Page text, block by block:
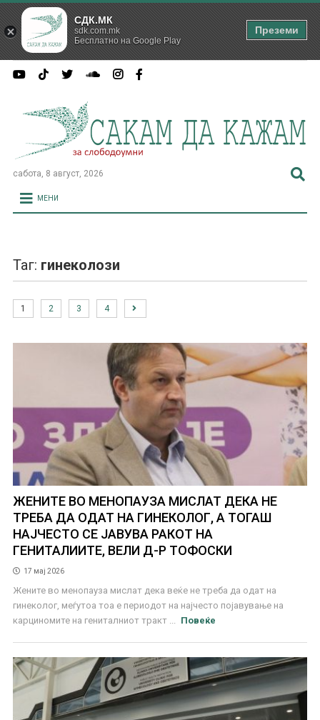
сабота, 8 август, 2026
МЕНИ
Таг: гинеколози
1 2 3 4
ЖЕНИТЕ ВО МЕНОПАУЗА МИСЛАТ ДЕКА НЕ
ТРЕБА ДА ОДАТ НА ГИНЕКОЛОГ, А ТОГАШ
НАЈЧЕСТО СЕ ЈАВУВА РАКОТ НА
ГЕНИТАЛИИТЕ, ВЕЛИ Д-Р ТОФОСКИ
17 мај 2026
Жените во менопауза мислат дека веќе не треба да одат на
гинеколог, меѓутоа тоа е периодот на најчесто појавување на
карциномите на гениталниот тракт ...
Повеќе
СДК.МК
sdk.com.mk
Бесплатно на Google Play
Преземи